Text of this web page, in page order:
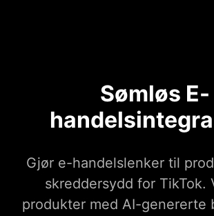
Sømløs E-
Gjør e-handelslenker til
skreddersydd for TikTok.
produkter med AI-genererte